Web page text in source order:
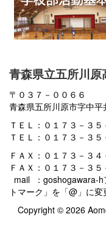
青森県立五所川原
〒０３７－００６６
青森県五所川原市字中平
ＴＥＬ：０１７３－３
ＴＥＬ：０１７３－３
ＦＡＸ：０１７３－３４
ＦＡＸ：０１７３－３５
mail ：goshogawara-h
トマーク」を「@」に変
Copyright © 2026